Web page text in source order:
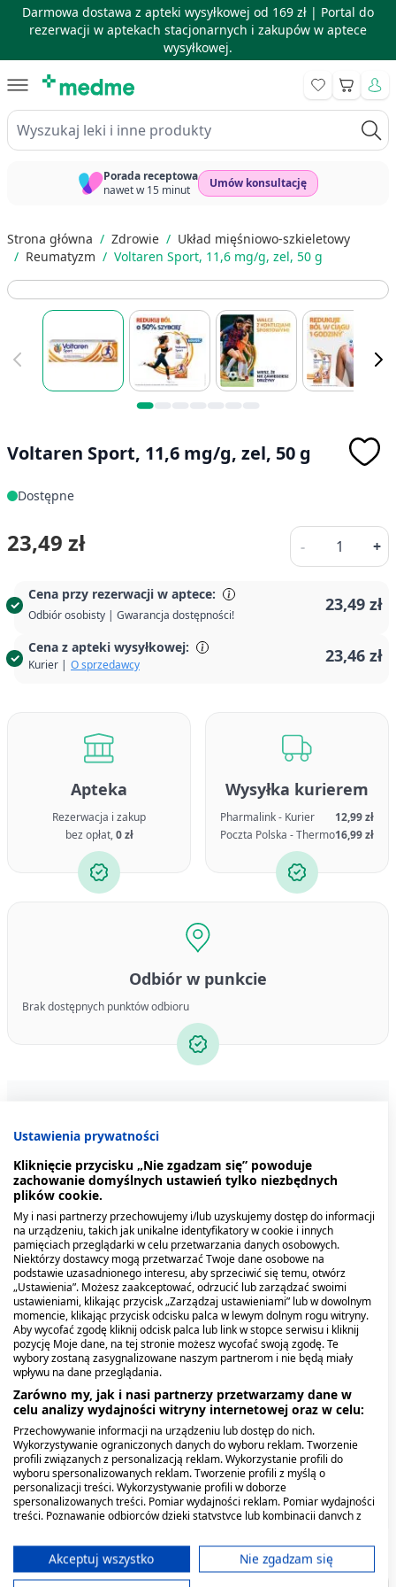
Darmowa dostawa z apteki wysyłkowej od 169 zł | Portal do
rezerwacji w aptekach stacjonarnych i zakupów w aptece
wysyłkowej.
Wyszukaj leki i inne produkty
Koszyk
Porada receptowa
nawet w 15 minut
Umów konsultację
Strona główna / Zdrowie / Układ mięśniowo-szkieletowy
/ Reumatyzm / Voltaren Sport, 11,6 mg/g, zel, 50 g
Voltaren Sport, 11,6 mg/g, zel, 50 g
Dostępne
Cena przy rezerwacji w aptece:
Odbiór osobisty | Gwarancja dostępności!
23,49 zł
Cena z apteki wysyłkowej:
Kurier | O sprzedawcy 23,46 zł
23,49 zł -
Ilość
+
Apteka
Rezerwacja i zakup
bez opłat,0 zł
Wysyłka kurierem
Pharmalink - Kurier
12,99 zł
Poczta Polska - Thermo16,99 zł
Odbiór w punkcie
Brak dostępnych punktów odbioru
Icemix, aerozol, sztuczny
lód, 400 ml
8,29 zł
Diabolo Max Plaster silnie
3,79 zł
Olfen hydrożel (Olfen Żel),
10 mg/g, żel, 100 g (tuba)
26,29 zł
AulinDol, 30 mg/g, żel, 50
24,49 zł
Maść alpejska Linia
Natury, silnie
rozgrzewająca, 100 ml
13,59 zł
Virde, końska maść
konopiami, 250 ml
22,69 zł
Ustawienia prywatności
Kliknięcie przycisku „Nie zgadzam się” powoduje
zachowanie domyślnych ustawień tylko niezbędnych
plików cookie.
My i nasi partnerzy przechowujemy i/lub uzyskujemy dostęp do informacji
na urządzeniu, takich jak unikalne identyfikatory w cookie i innych
pamięciach przeglądarki w celu przetwarzania danych osobowych.
Niektórzy dostawcy mogą przetwarzać Twoje dane osobowe na
podstawie uzasadnionego interesu, aby sprzeciwić się temu, otwórz
„Ustawienia”. Możesz zaakceptować, odrzucić lub zarządzać swoimi
ustawieniami, klikając przycisk „Zarządzaj ustawieniami” lub w dowolnym
momencie, klikając przycisk odcisku palca w lewym dolnym rogu witryny.
Aby wycofać zgodę kliknij odcisk palca lub link w stopce serwisu i kliknij
pozycję Moje dane, na tej stronie możesz wycofać swoją zgodę. Te
wybory zostaną zasygnalizowane naszym partnerom i nie będą miały
wpływu na dane przeglądania.
Zarówno my, jak i nasi partnerzy przetwarzamy dane w
celu analizy wydajności witryny internetowej oraz w celu:
Przechowywanie informacji na urządzeniu lub dostęp do nich.
Wykorzystywanie ograniczonych danych do wyboru reklam. Tworzenie
profili związanych z personalizacją reklam. Wykorzystanie profili do
wyboru spersonalizowanych reklam. Tworzenie profili z myślą o
personalizacji treści. Wykorzystywanie profili w doborze
spersonalizowanych treści. Pomiar wydajności reklam. Pomiar wydajności
treści. Poznawanie odbiorców dzięki statystyce lub kombinacji danych z
ograniczonych danych do wyboru treści.
Dane mogą być udostępniane poza Unię Europejską i wysyłane do USA.
Twoja zgoda i polityka cookie dotyczą wyłącznie tej witryny/aplikacji.
Akceptuj wszystko
Nie zgadzam się